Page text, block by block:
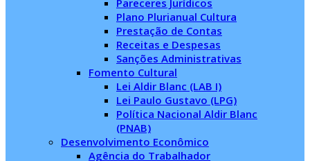
Pareceres Jurídicos
Plano Plurianual Cultura
Prestação de Contas
Receitas e Despesas
Sanções Administrativas
Fomento Cultural
Lei Aldir Blanc (LAB I)
Lei Paulo Gustavo (LPG)
Política Nacional Aldir Blanc
(PNAB)
Desenvolvimento Econômico
Agência do Trabalhador